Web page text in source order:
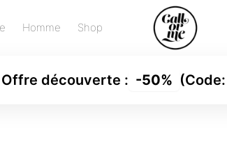
Homme Shop
Offre découverte : -50% (Code: